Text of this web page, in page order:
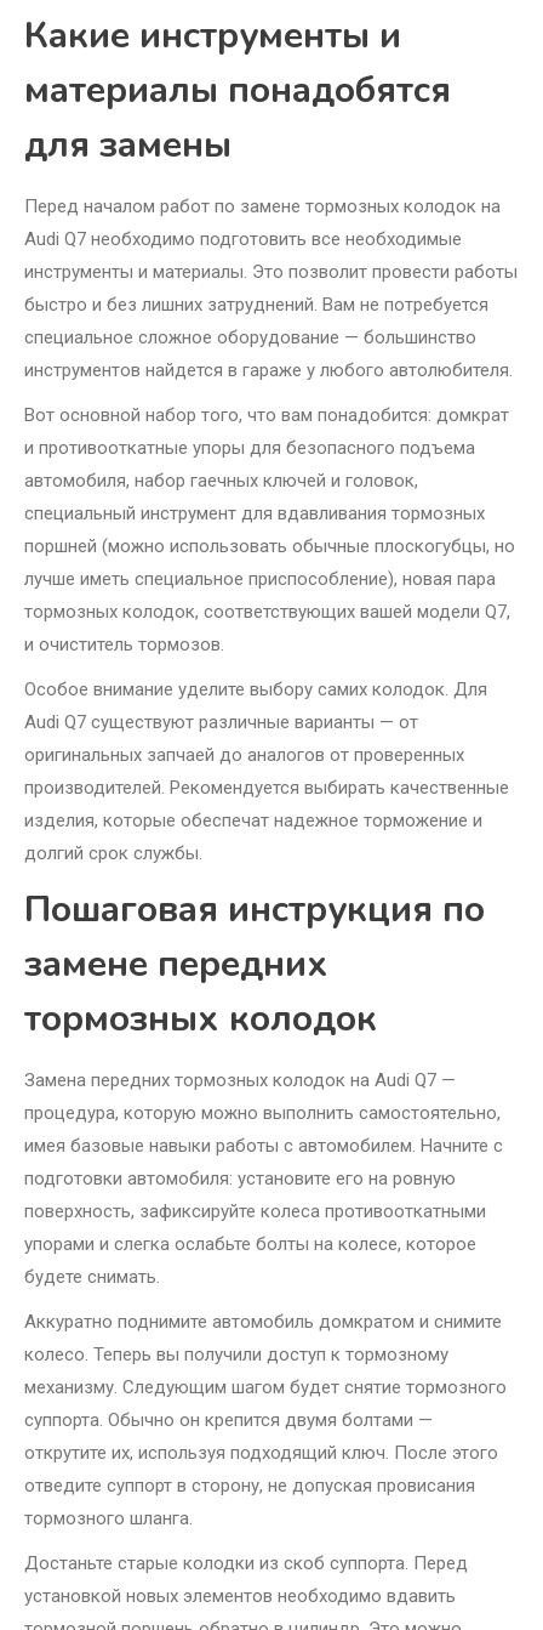
Какие инструменты и
материалы понадобятся
для замены
Перед началом работ по замене тормозных колодок на
Audi Q7 необходимо подготовить все необходимые
инструменты и материалы. Это позволит провести работы
быстро и без лишних затруднений. Вам не потребуется
специальное сложное оборудование — большинство
инструментов найдется в гараже у любого автолюбителя.
Вот основной набор того, что вам понадобится: домкрат
и противооткатные упоры для безопасного подъема
автомобиля, набор гаечных ключей и головок,
специальный инструмент для вдавливания тормозных
поршней (можно использовать обычные плоскогубцы, но
лучше иметь специальное приспособление), новая пара
тормозных колодок, соответствующих вашей модели Q7,
и очиститель тормозов.
Особое внимание уделите выбору самих колодок. Для
Audi Q7 существуют различные варианты — от
оригинальных запчаей до аналогов от проверенных
производителей. Рекомендуется выбирать качественные
изделия, которые обеспечат надежное торможение и
долгий срок службы.
Пошаговая инструкция по
замене передних
тормозных колодок
Замена передних тормозных колодок на Audi Q7 —
процедура, которую можно выполнить самостоятельно,
имея базовые навыки работы с автомобилем. Начните с
подготовки автомобиля: установите его на ровную
поверхность, зафиксируйте колеса противооткатными
упорами и слегка ослабьте болты на колесе, которое
будете снимать.
Аккуратно поднимите автомобиль домкратом и снимите
колесо. Теперь вы получили доступ к тормозному
механизму. Следующим шагом будет снятие тормозного
суппорта. Обычно он крепится двумя болтами —
открутите их, используя подходящий ключ. После этого
отведите суппорт в сторону, не допуская провисания
тормозного шланга.
Достаньте старые колодки из скоб суппорта. Перед
установкой новых элементов необходимо вдавить